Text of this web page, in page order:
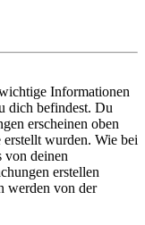
Informationen
dich befindest. Du
erscheinen oben
erstellt wurden. Wie bei
von deinen
erstellen
werden von der